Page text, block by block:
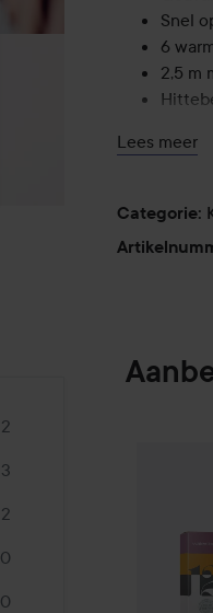
2
3
2
0
0
Snel
6
2,5 m
3 jaar
Lees meer
Categorie: